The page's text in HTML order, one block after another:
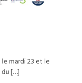
mardi 23 et le
du […]